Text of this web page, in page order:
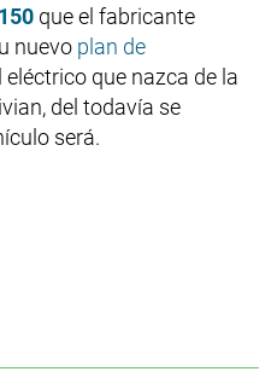
que el fabricante
nuevo plan de
eléctrico que nazca de la
del todavía se
será.